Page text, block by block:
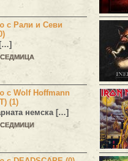
с Рали и Севи
СЕДМИЦА
с Wolf Hoffmann
(1)
немска […]
СЕДМИЦИ